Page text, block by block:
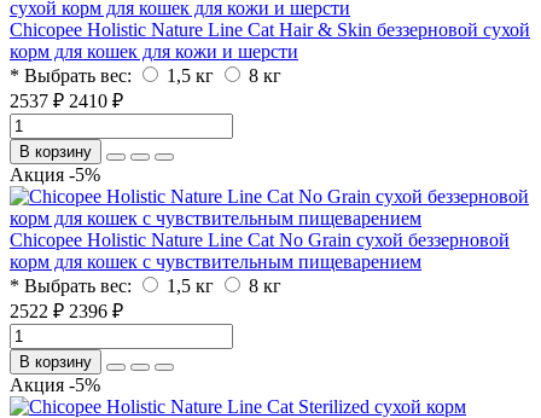
Chicopee Holistic Nature Line Cat Hair & Skin беззерновой сухой
корм для кошек для кожи и шерсти
* Выбрать вес:
1,5 кг
8 кг
2537 ₽ 2410 ₽
В корзину
Акция -5%
Chicopee Holistic Nature Line Cat No Grain сухой беззерновой
корм для кошек с чувствительным пищеварением
* Выбрать вес:
1,5 кг
8 кг
2522 ₽ 2396 ₽
В корзину
Акция -5%